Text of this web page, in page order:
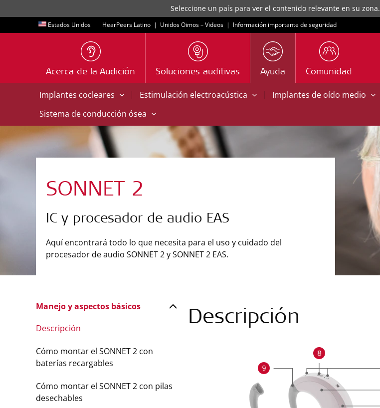
Seleccione un país para ver el contenido relevante en su zona.
Estados Unidos HearPeers Latino | Unidos Oimos – Videos | Información importante de seguridad
Acerca de la Audición Soluciones auditivas Ayuda Comunidad
Implantes cocleares | Estimulación electroacústica | Implantes de oído medio
Sistema de conducción ósea
SONNET 2
IC y procesador de audio EAS
Aquí encontrará todo lo que necesita para el uso y cuidado del
procesador de audio SONNET 2 y SONNET 2 EAS.
Descripción
Manejo y aspectos básicos
Descripción
Cómo montar el SONNET 2 con
baterías recargables
Cómo montar el SONNET 2 con pilas
desechables